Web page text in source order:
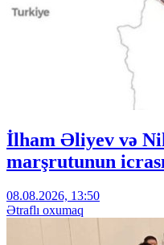
İlham Əliyev və
marşrutunun
08.08.2026, 13:50
Ətraflı oxumaq